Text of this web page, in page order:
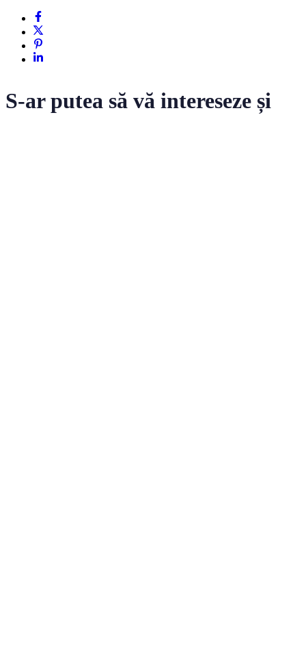
S-ar putea să vă intereseze și